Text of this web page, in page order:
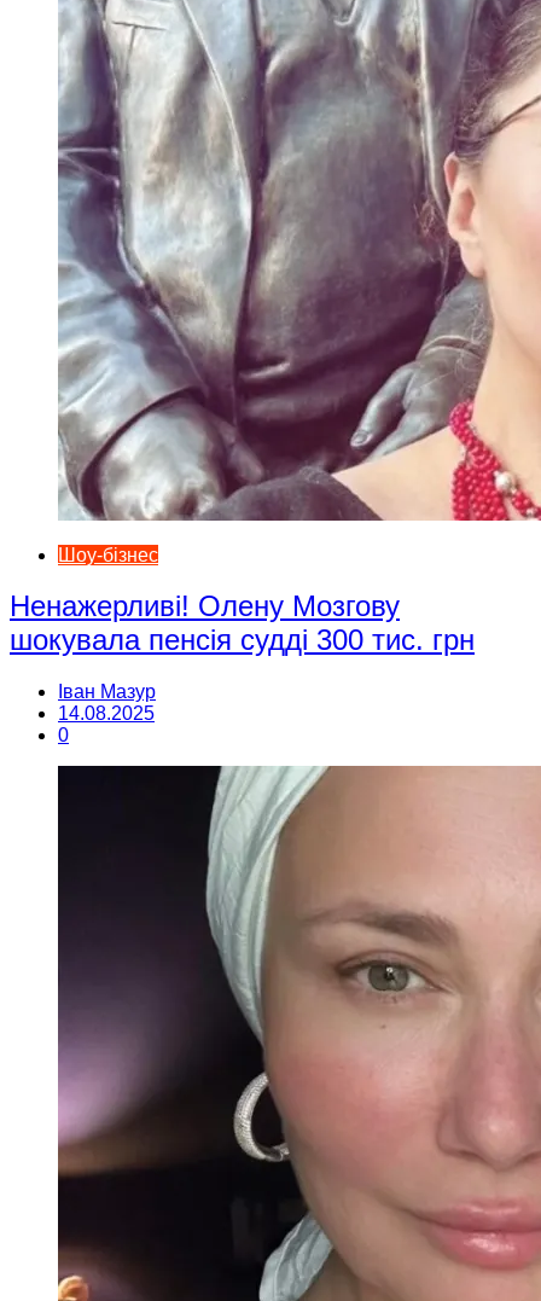
Шоу-бізнес
Ненажерливі! Олену Мозгову
шокувала пенсія судді 300 тис. грн
Іван Мазур
14.08.2025
0